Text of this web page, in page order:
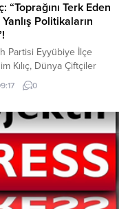
“Toprağını Terk Eden
Politikaların
Partisi Eyyübiye İlçe
Kılıç, Dünya Çiftçiler
yaptığı açıklamada,
yıl daha ağır şartlar
sert eleştiriler yöneltti.
özellikle Güneydoğu
üretim yapan
maliyetler nedeniyle
baskı altında
etti....
0